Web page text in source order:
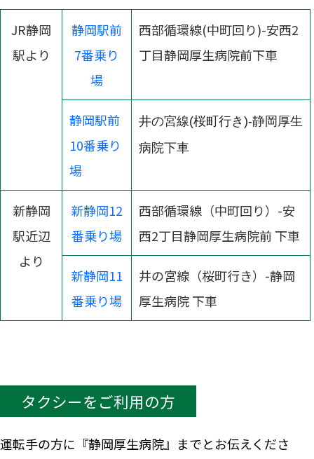
JR静岡
駅より
静岡駅前
7番乗り
場
西部循環線(中町回り)-安西2
丁目静岡厚生病院前下車
静岡駅前
10番乗り
場
井の宮線(桜町行き)-静岡厚生
病院下車
新静岡
駅近辺
より
新静岡12
番乗り場
西部循環線（中町回り）-安
西2丁目静岡厚生病院前 下車
新静岡11
番乗り場
井の宮線（桜町行き）-静岡
厚生病院 下車
タクシーをご利用の方
運転手の方に『静岡厚生病院』までとお伝えくださ